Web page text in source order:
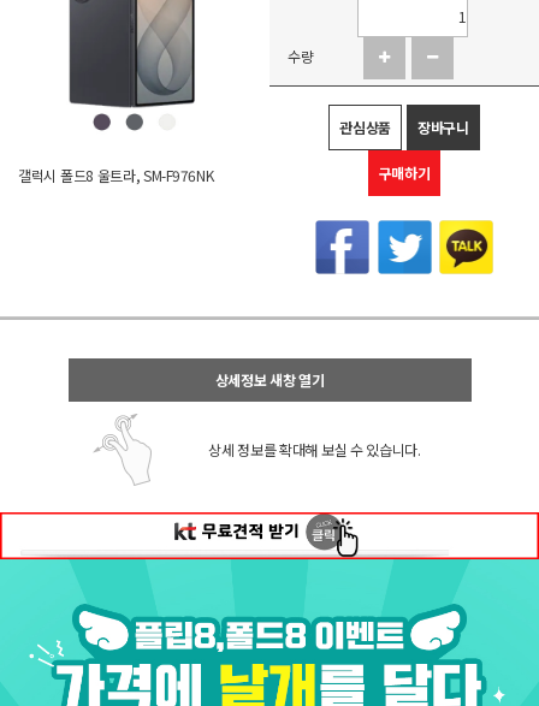
갤럭시 폴드8 울트라, SM-F976NK
수량
관심상품 장바구니
구매하기
상세정보 새창 열기
상세 정보를 확대해 보실 수 있습니다.